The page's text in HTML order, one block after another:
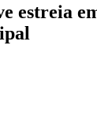
estreia